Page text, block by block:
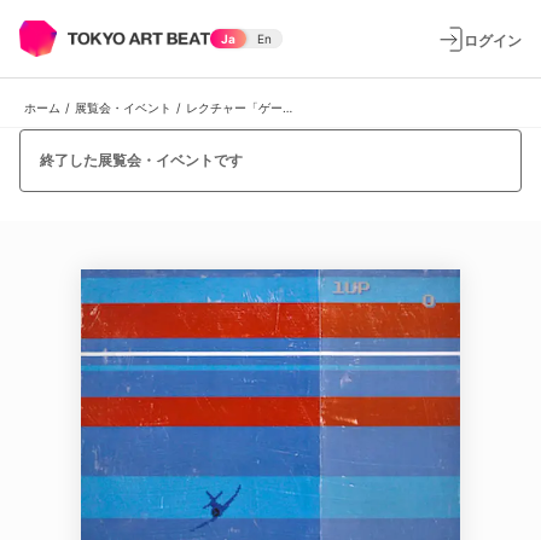
Ja En ログイン
ホーム / 展覧会・イベント /
終了した展覧会・イベントです